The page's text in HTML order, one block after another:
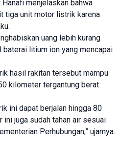
menjelaskan bahwa
tiga unit motor listrik karena
uang lebih kurang
baterai litium ion yang mencapai
hasil rakitan tersebut mampu
kilometer tergantung berat
ini dapat berjalan hingga 80
juga sudah tahan air sesuai
Perhubungan,” ujarnya.